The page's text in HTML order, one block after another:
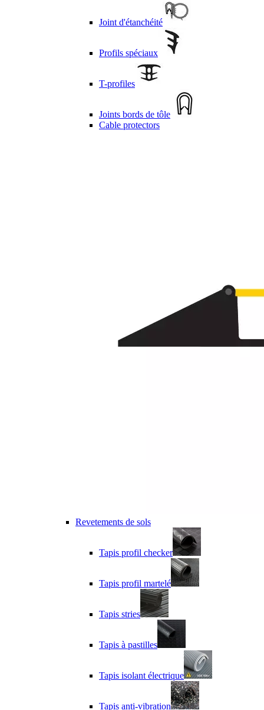
Joint d'étanchéité
Profils spéciaux
T-profiles
Joints bords de tôle
Cable protectors
Revetements de sols
Tapis profil checker
Tapis profil martelé
Tapis stries
Tapis à pastilles
Tapis isolant électrique
Tapis anti-vibration